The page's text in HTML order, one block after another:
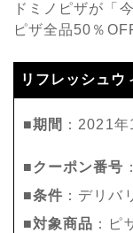
ドミノピザが「
ピザ全品50％
リフレッシュウ
■期間 ：2021
■クーポン番号 ：
■条件 ：デリバ
■対象商品 ：ピ